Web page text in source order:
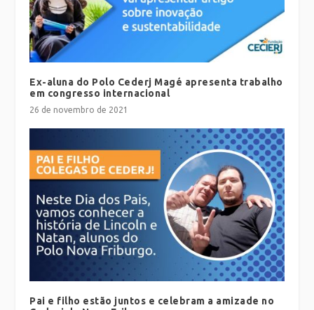
Ex-aluna do Polo Cederj Magé apresenta trabalho
em congresso internacional
26 de novembro de 2021
Pai e filho estão juntos e celebram a amizade no